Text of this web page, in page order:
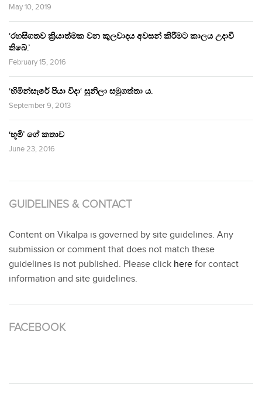
May 10, 2019
‘රහසිගතව ක්‍රියාත්මක වන කුලවාදය අවසන් කිරීමට කාලය උදාවී
තිබේ.’
February 15, 2016
‘හිමින්සැරේ පියා විදා‘ සුනිලා සමුගත්තා ය.
September 9, 2013
‘භූමි’ ගේ කතාව
June 23, 2016
GUIDELINES & CONTACT
Content on Vikalpa is governed by site guidelines. Any
submission or comment that does not match these
guidelines is not published. Please click here for contact
information and site guidelines.
FACEBOOK